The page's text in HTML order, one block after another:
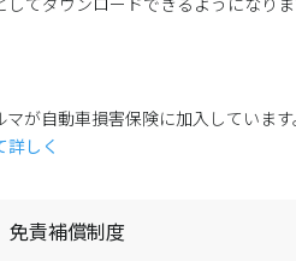
マが自動車損害保険に加入してい
しく
免責補償制度